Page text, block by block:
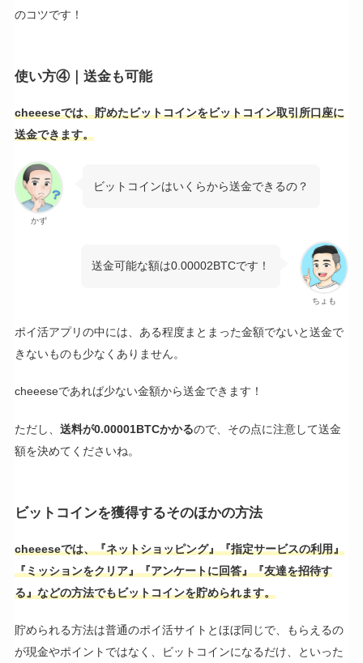
のコツです！
使い方④｜送金も可能
cheeeseでは、貯めたビットコインをビットコイン取引所口座に
送金できます。
かず
ビットコインはいくらから送金できるの？
ちょも
送金可能な額は0.00002BTCです！
ポイ活アプリの中には、ある程度まとまった金額でないと送金で
きないものも少なくありません。
cheeeseであれば少ない金額から送金できます！
ただし、 送料が0.00001BTCかかるので、その点に注意して送金
額を決めてくださいね。
ビットコインを獲得するそのほかの方法
cheeeseでは、『ネットショッピング』『指定サービスの利用』
『ミッションをクリア』『アンケートに回答』『友達を招待す
る』などの方法でもビットコインを貯められます。
貯められる方法は普通のポイ活サイトとほぼ同じで、もらえるの
が現金やポイントではなく、ビットコインになるだけ、といった